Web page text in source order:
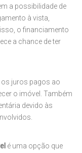
a possibilidade de
à vista,
o financiamento
a chance de ter
os juros pagos ao
o imóvel. Também
devido às
é uma opção que